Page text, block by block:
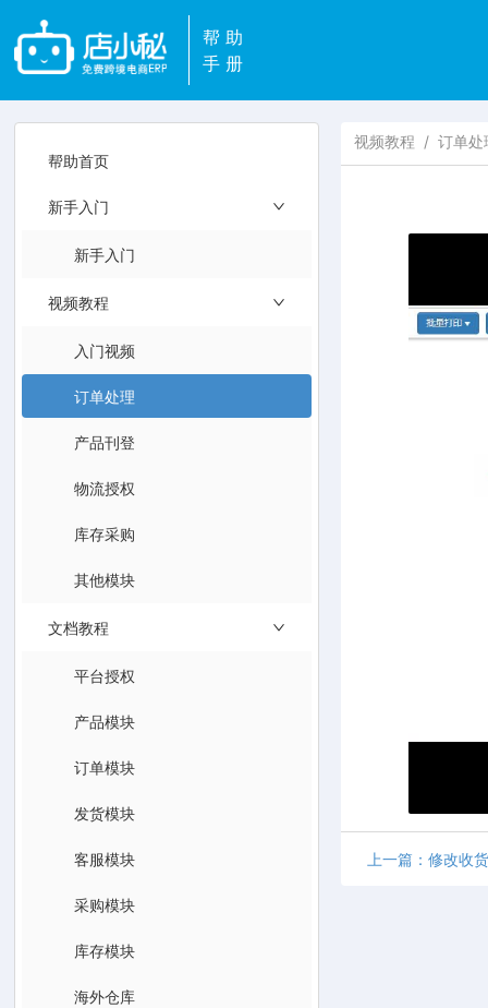
帮助
手册
帮助首页
新手入门
新手入门
视频教程
入门视频
订单处理
产品刊登
物流授权
库存采购
其他模块
文档教程
平台授权
产品模块
订单模块
发货模块
客服模块
采购模块
库存模块
海外仓库
视频教程 / 订单处
上一篇：修改收